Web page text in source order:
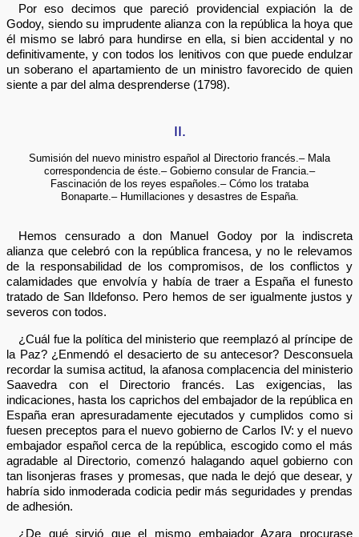
Por eso decimos que pareció providencial expiación la de
Godoy, siendo su imprudente alianza con la república la hoya que
él mismo se labró para hundirse en ella, si bien accidental y no
definitivamente, y con todos los lenitivos con que puede endulzar
un soberano el apartamiento de un ministro favorecido de quien
siente a par del alma desprenderse (1798).
II.
Sumisión del nuevo ministro español al Directorio francés.– Mala
correspondencia de éste.– Gobierno consular de Francia.–
Fascinación de los reyes españoles.– Cómo los trataba
Bonaparte.– Humillaciones y desastres de España.
Hemos censurado a don Manuel Godoy por la indiscreta
alianza que celebró con la república francesa, y no le relevamos
de la responsabilidad de los compromisos, de los conflictos y
calamidades que envolvía y había de traer a España el funesto
tratado de San Ildefonso. Pero hemos de ser igualmente justos y
severos con todos.
¿Cuál fue la política del ministerio que reemplazó al príncipe de
la Paz? ¿Enmendó el desacierto de su antecesor? Desconsuela
recordar la sumisa actitud, la afanosa complacencia del ministerio
Saavedra con el Directorio francés. Las exigencias, las
indicaciones, hasta los caprichos del embajador de la república en
España eran apresuradamente ejecutados y cumplidos como si
fuesen preceptos para el nuevo gobierno de Carlos IV: y el nuevo
embajador español cerca de la república, escogido como el más
agradable al Directorio, comenzó halagando aquel gobierno con
tan lisonjeras frases y promesas, que nada le dejó que desear, y
habría sido inmoderada codicia pedir más seguridades y prendas
de adhesión.
¿De qué sirvió que el mismo embajador Azara procurase